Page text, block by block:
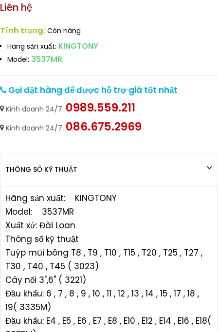
Liên hệ
Tình trạng: Còn hàng
Hãng sản xuất: KINGTONY
Model: 3537MR
Gọi đặt hàng để được hỗ trợ giá tốt nhất
Kinh doanh 24/7: 0989.559.211
Kinh doanh 24/7: 086.675.2969
THÔNG SỐ KỸ THUẬT
Hãng sản xuất: KINGTONY
Model: 3537MR
Xuất xứ: Đài Loan
Thông số kỹ thuật
Tuýp mũi bông T8 , T9 , T10 , T15 , T20 , T25 , T27 ,
T30 , T40 , T45 ( 3023)
Cây nối 3",6" ( 3221)
Đầu khẩu: 6 , 7 , 8 , 9 , 10 , 11 , 12 , 13 , 14 , 15 , 17 , 18 ,
19( 3335M)
Đầu khẩu: E4 , E5 , E6 , E7 , E8 , E10 , E12 , E14 , E16 , E18(